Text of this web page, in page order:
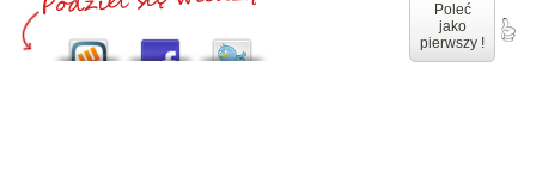
Poleć
jako
pierwszy !